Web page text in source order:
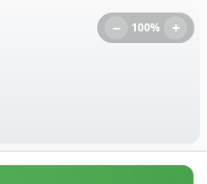
− 100% +